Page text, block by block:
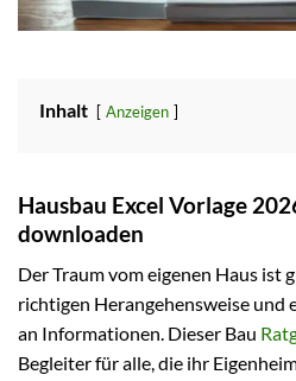
Inhalt Anzeigen
Hausbau Excel Vorlage
downloaden
Der Traum vom eigenen Haus ist
richtigen Herangehensweise und
an Informationen. Dieser Bau
Begleiter für alle, die ihr